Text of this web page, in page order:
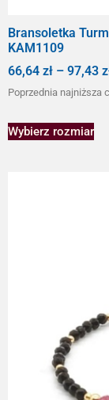
Bransoletka
KAM1109
66,64 zł – 97,43
Poprzednia najniższa
Wybierz rozmiar